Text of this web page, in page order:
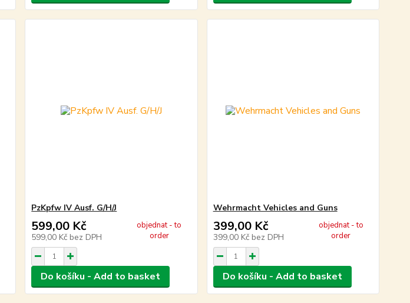
PzKpfw IV Ausf. G/H/J
599,00 Kč
599,00 Kč bez DPH
objednat - to
order
Do košíku - Add to basket
Wehrmacht Vehicles and Guns
399,00 Kč
399,00 Kč bez DPH
objednat - to
order
Do košíku - Add to basket